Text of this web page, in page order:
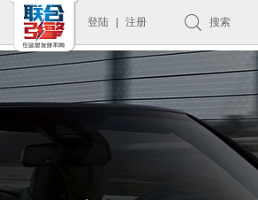
登陆 注册 搜索